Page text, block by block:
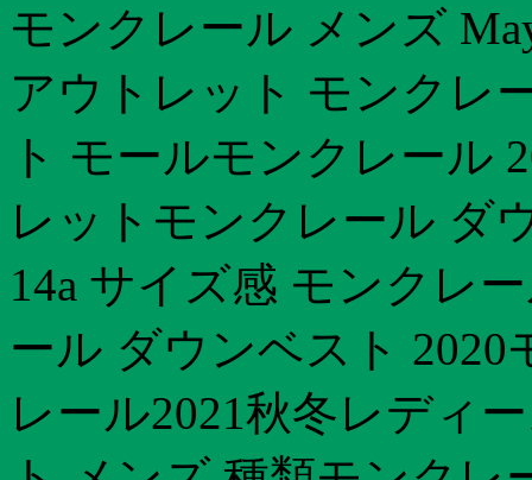
モンクレール メンズ
アウトレット モンクレ
ト モールモンクレール
レットモンクレール ダ
14a サイズ感 モンクレ
ール ダウンベスト
レール2021秋冬レディ